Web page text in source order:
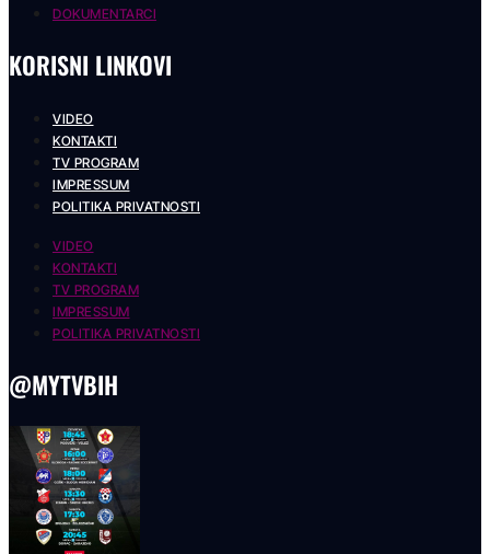
DOKUMENTARCI
KORISNI LINKOVI
VIDEO
KONTAKTI
TV PROGRAM
IMPRESSUM
POLITIKA PRIVATNOSTI
VIDEO
KONTAKTI
TV PROGRAM
IMPRESSUM
POLITIKA PRIVATNOSTI
@MYTVBIH